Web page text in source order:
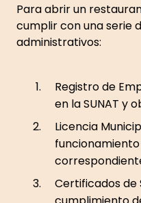
Para abrir un
cumplir con una serie
administrativos:
Registro de
en la SUNAT y
Licencia
Certificados de